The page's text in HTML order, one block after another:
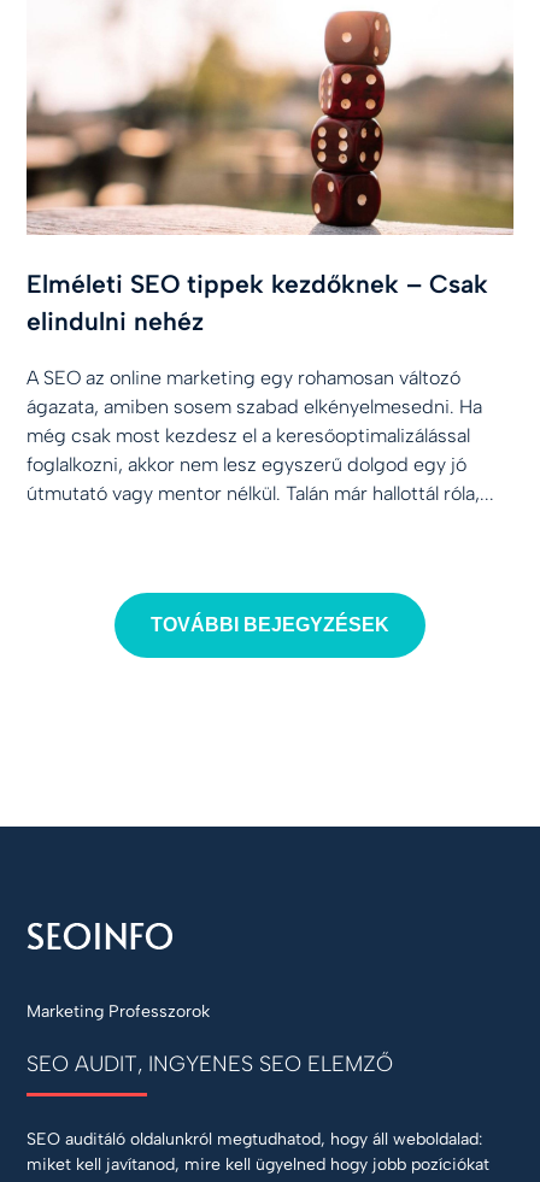
Elméleti SEO tippek kezdőknek – Csak
elindulni nehéz
A SEO az online marketing egy rohamosan változó
ágazata, amiben sosem szabad elkényelmesedni. Ha
még csak most kezdesz el a keresőoptimalizálással
foglalkozni, akkor nem lesz egyszerű dolgod egy jó
útmutató vagy mentor nélkül. Talán már hallottál róla,...
TOVÁBBI BEJEGYZÉSEK
Marketing Professzorok
SEO AUDIT, INGYENES SEO ELEMZŐ
SEO auditáló oldalunkról megtudhatod, hogy áll weboldalad:
miket kell javítanod, mire kell ügyelned hogy jobb pozíciókat